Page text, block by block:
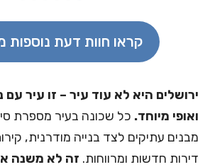
קראו חוות דעת נוספות
ירושלים היא לא עוד עיר – זו עיר
ואופי מיוחד. כל שכונה בעיר מספרת
מבנים עתיקים לצד בנייה מודרנית,
דירות חדשות ומרווחות. זה לא משנה